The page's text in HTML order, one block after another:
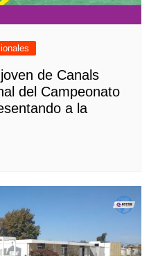
de Canals
del Campeonato
a la